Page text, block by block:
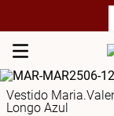
Vestido
Longo Azul